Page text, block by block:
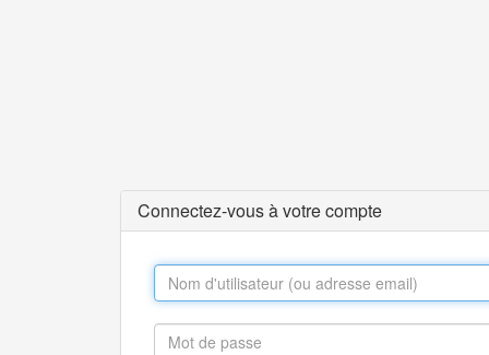
Connectez-vous à votre compte